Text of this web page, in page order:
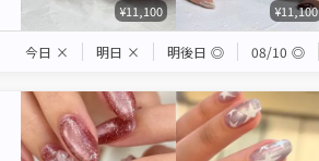
¥11,100 ¥11,100
今日 × 明日 × 明後日 ◎ 08/10 ◎